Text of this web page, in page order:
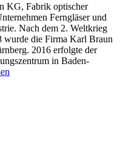
KG, Fabrik optischer
Ferngläser und
Nach dem 2. Weltkrieg
wurde die Firma Karl Braun
2016 erfolgte der
in Baden-